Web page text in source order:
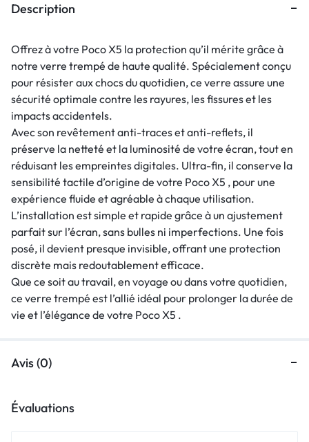
Description
Offrez à votre Poco X5 la protection qu’il mérite grâce à
notre verre trempé de haute qualité. Spécialement conçu
pour résister aux chocs du quotidien, ce verre assure une
sécurité optimale contre les rayures, les fissures et les
impacts accidentels.
Avec son revêtement anti-traces et anti-reflets, il
préserve la netteté et la luminosité de votre écran, tout en
réduisant les empreintes digitales. Ultra-fin, il conserve la
sensibilité tactile d’origine de votre Poco X5 , pour une
expérience fluide et agréable à chaque utilisation.
L’installation est simple et rapide grâce à un ajustement
parfait sur l’écran, sans bulles ni imperfections. Une fois
posé, il devient presque invisible, offrant une protection
discrète mais redoutablement efficace.
Que ce soit au travail, en voyage ou dans votre quotidien,
ce verre trempé est l’allié idéal pour prolonger la durée de
vie et l’élégance de votre Poco X5 .
Avis (0)
Évaluations